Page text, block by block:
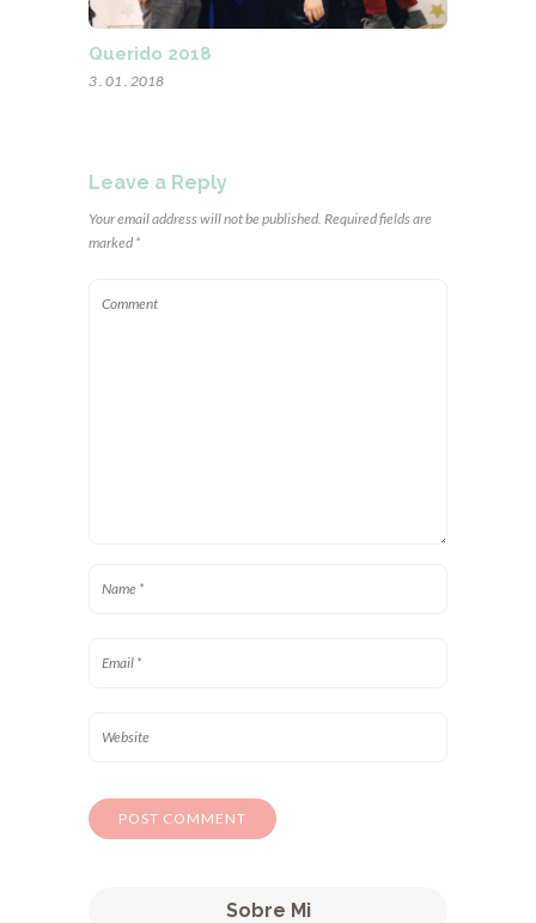
Querido 2018
3 . 01 . 2018
Leave a Reply
Your email address will not be published. Required fields are
marked *
Sobre Mi